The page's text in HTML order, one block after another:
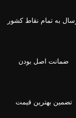
به تمام نقاط کشور
ضمانت اصل بودن
تضمین بهترین قیمت